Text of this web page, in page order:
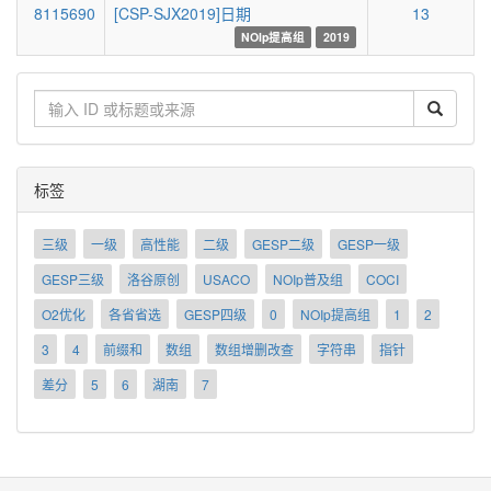
8115690 [CSP-SJX2019]日期
NOIp提高组 2019
13
索
标签
三级 一级 高性能 二级 GESP二级
GESP一级
GESP三级
洛谷原创 USACO NOIp普及组
COCI
O2优化
各省省选 GESP四级 0 NOIp提高组 1
2
3
4 前缀和 数组 数组增删改查 字符串
指针
差分
5 6 湖南 7